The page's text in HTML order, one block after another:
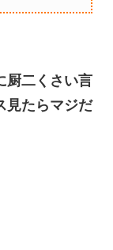
厨二くさい言
見たらマジだ